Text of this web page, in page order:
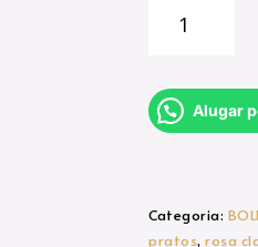
quantidade
Alugar
Categoria:
pratos,rosa